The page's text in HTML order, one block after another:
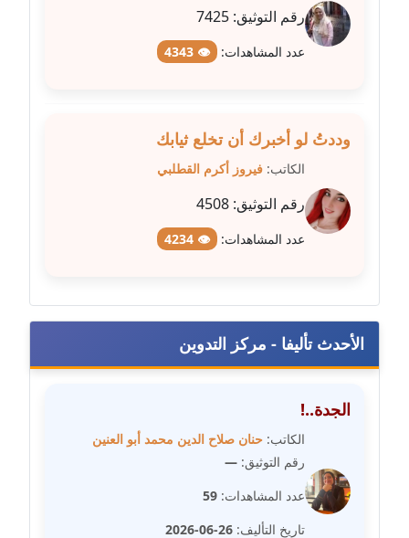
مدونة كيندا فائز
عاملة
مدونة مارية محمد
عاملة
مدونة مبارك عابد
عاملة
عاملة
مدونة محمد ابو النور
مدونة محمد التجاني
عاملة
مدونة محمد الشافعي
رقم التوثيق: 7425
عدد المشاهدات: 👁 4343
وددتُ لو أخبرك أن تخلع ثيابك
الكاتب: فيروز أكرم القطلبي
رقم التوثيق: 4508
عدد المشاهدات: 👁 4234
الأحدث تأليفا - مركز التدوين
الجدة..!
الكاتب: حنان صلاح الدين محمد أبو العنين
رقم التوثيق: —
عدد المشاهدات: 59
تاريخ التأليف: 26-06-2026